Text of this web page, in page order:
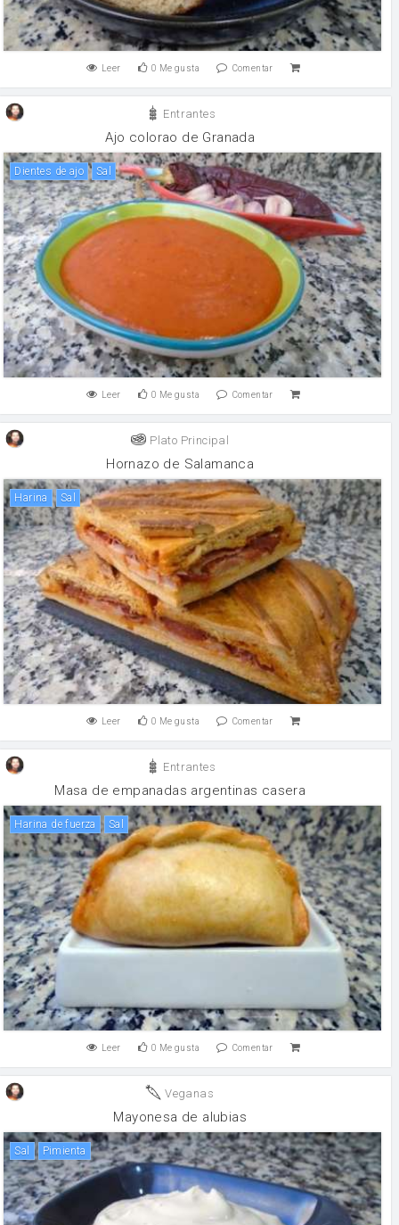
Leer 0 Me gusta Comentar
Entrantes
Ajo colorao de Granada
Dientes de ajo sal
Leer 0 Me gusta Comentar
Plato Principal
Hornazo de Salamanca
harina sal
Leer 0 Me gusta Comentar
Entrantes
Masa de empanadas argentinas casera
harina de fuerza sal
Leer 0 Me gusta Comentar
Veganas
Mayonesa de alubias
sal pimienta